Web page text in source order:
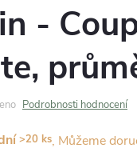
-
Podrobnosti hodnocení
>20 ks